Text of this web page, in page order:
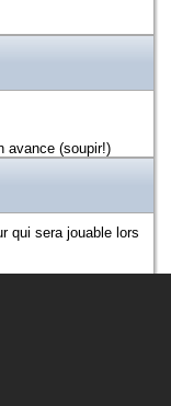
avance (soupir!)
qui sera jouable lors